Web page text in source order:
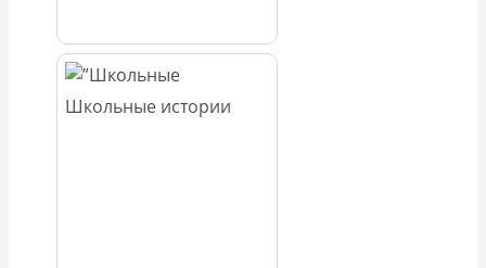
Школьные истории